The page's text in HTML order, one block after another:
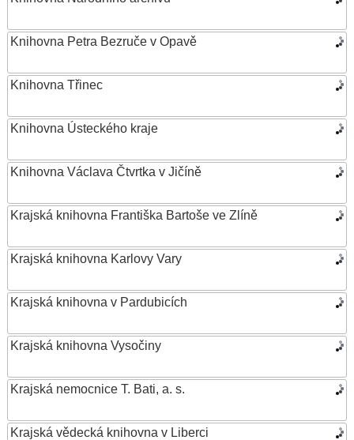
Knihovna Petra Bezruče v Opavě
Knihovna Třinec
Knihovna Ústeckého kraje
Knihovna Václava Čtvrtka v Jičíně
Krajská knihovna Františka Bartoše ve Zlíně
Krajská knihovna Karlovy Vary
Krajská knihovna v Pardubicích
Krajská knihovna Vysočiny
Krajská nemocnice T. Bati, a. s.
Krajská vědecká knihovna v Liberci